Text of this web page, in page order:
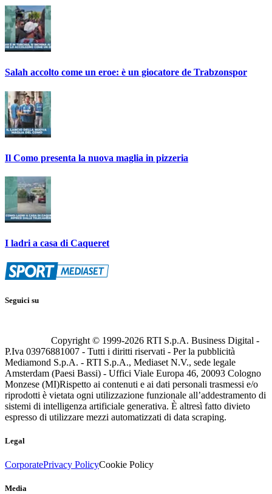
Salah accolto come un eroe: è un giocatore de Trabzonspor
Il Como presenta la nuova maglia in pizzeria
I ladri a casa di Caqueret
Seguici su
Copyright © 1999-2026 RTI S.p.A. Business Digital -
P.Iva 03976881007 - Tutti i diritti riservati - Per la pubblicità
Mediamond S.p.A. - RTI S.p.A., Mediaset N.V., sede legale
Amsterdam (Paesi Bassi) - Uffici Viale Europa 46, 20093 Cologno
Monzese (MI)Rispetto ai contenuti e ai dati personali trasmessi e/o
riprodotti è vietata ogni utilizzazione funzionale all’addestramento di
sistemi di intelligenza artificiale generativa. È altresì fatto divieto
espresso di utilizzare mezzi automatizzati di data scraping.
Legal
CorporatePrivacy PolicyCookie Policy
Media